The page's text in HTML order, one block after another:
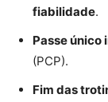
fiabilidade.
Passe único
(PCP).
Fim das